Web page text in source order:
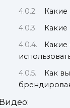
Как
Видео: